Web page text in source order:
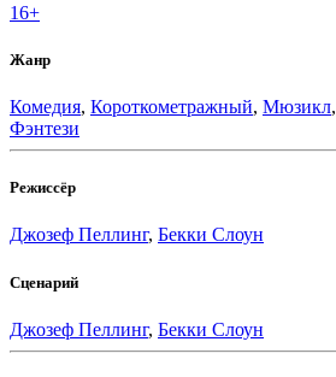
16+
Жанр
Комедия, Короткометражный, Мюзикл,
Фэнтези
Режиссёр
Джозеф Пеллинг, Бекки Слоун
Сценарий
Джозеф Пеллинг, Бекки Слоун